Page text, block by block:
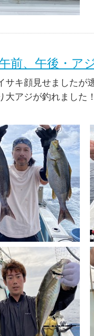
前、午後・ア
サキ顔見せましたが
アジが釣れました！